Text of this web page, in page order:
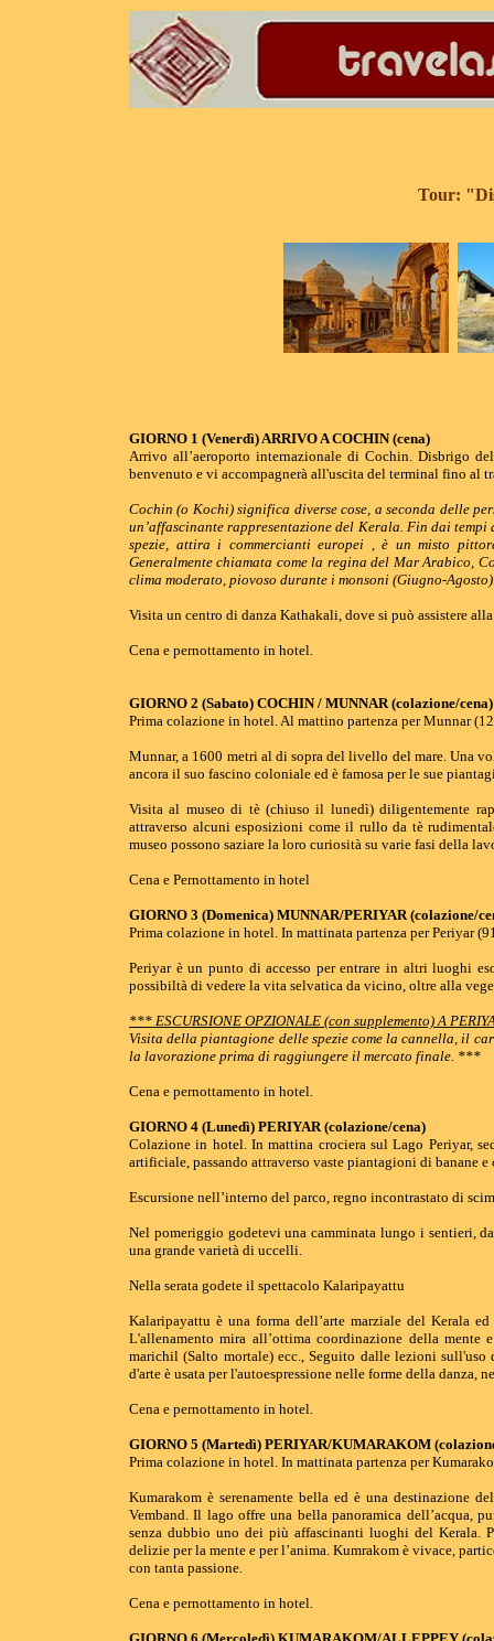
Tour:
GIORNO 1 (Venerdì) ARRIVO A COCHIN (cena)
Arrivo all’aeroporto internazionale di Cochin. Disbrigo
benvenuto e vi accompagnerà all'uscita del terminal fino al
Cochin (o Kochi) significa diverse cose, a seconda delle
un’affascinante rappresentazione del Kerala. Fin dai
spezie, attira i commercianti europei , è un misto
Generalmente chiamata come la regina del Mar Arabico,
clima moderato, piovoso durante i monsoni (Giugno-
Visita un centro di danza Kathakali, dove si può assistere
Cena e pernottamento in hotel.
GIORNO 2 (Sabato) COCHIN / MUNNAR (colazione/cena)
Prima colazione in hotel. Al mattino partenza per Munnar
Munnar, a 1600 metri al di sopra del livello del mare. Una
ancora il suo fascino coloniale ed è famosa per le sue
Visita al museo di tè (chiuso il lunedì) diligentemente
attraverso alcuni esposizioni come il rullo da tè
museo possono saziare la loro curiosità su varie fasi della
Cena e Pernottamento in hotel
GIORNO 3 (Domenica) MUNNAR/PERIYAR (colazione/
Prima colazione in hotel. In mattinata partenza per Periyar
Periyar è un punto di accesso per entrare in altri luoghi
possibiltà di vedere la vita selvatica da vicino, oltre alla
*** ESCURSIONE OPZIONALE (con supplemento) A
Visita della piantagione delle spezie come la cannella, il
la lavorazione prima di raggiungere il mercato finale. ***
Cena e pernottamento in hotel.
GIORNO 4 (Lunedì) PERIYAR (colazione/cena)
Colazione in hotel. In mattina crociera sul Lago Periyar,
artificiale, passando attraverso vaste piantagioni di banane
Escursione nell’interno del parco, regno incontrastato di
Nel pomeriggio godetevi una camminata lungo i sentieri,
una grande varietà di uccelli.
Nella serata godete il spettacolo Kalaripayattu
Kalaripayattu è una forma dell’arte marziale del Kerala
L'allenamento mira all’ottima coordinazione della mente
marichil (Salto mortale) ecc., Seguito dalle lezioni sull'uso
d'arte è usata per l'autoespressione nelle forme della danza,
Cena e pernottamento in hotel.
GIORNO 5 (Martedì) PERIYAR/KUMARAKOM
Prima colazione in hotel. In mattinata partenza per
Kumarakom è serenamente bella ed è una destinazione
Vemband. Il lago offre una bella panoramica dell’acqua,
senza dubbio uno dei più affascinanti luoghi del Kerala.
delizie per la mente e per l’anima. Kumrakom è vivace,
con tanta passione.
Cena e pernottamento in hotel.